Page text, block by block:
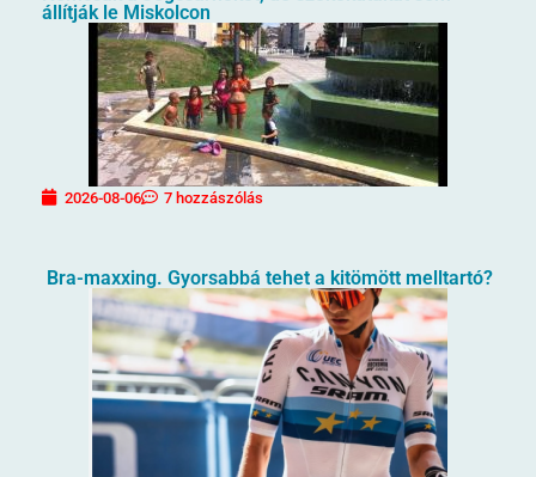
állítják le Miskolcon
2026-08-06 7 hozzászólás
Bra-maxxing. Gyorsabbá tehet a kitömött melltartó?